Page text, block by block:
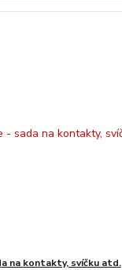
na kontakty, svíčku atd.